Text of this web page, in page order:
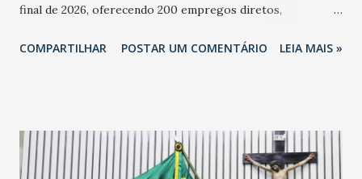
final de 2026, oferecendo 200 empregos diretos,
Havan Fortaleza ainda não foi anunciada oficialmente, mas
COMPARTILHAR POSTAR UM COMENTÁRIO LEIA MAIS »